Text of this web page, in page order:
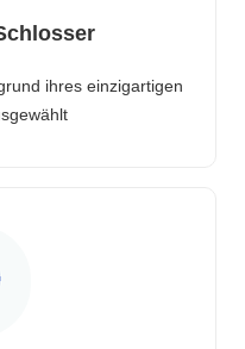
ihres einzigartigen